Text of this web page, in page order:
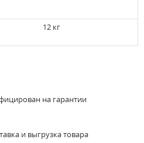
12 кг
на гарантии
и выгрузка товара